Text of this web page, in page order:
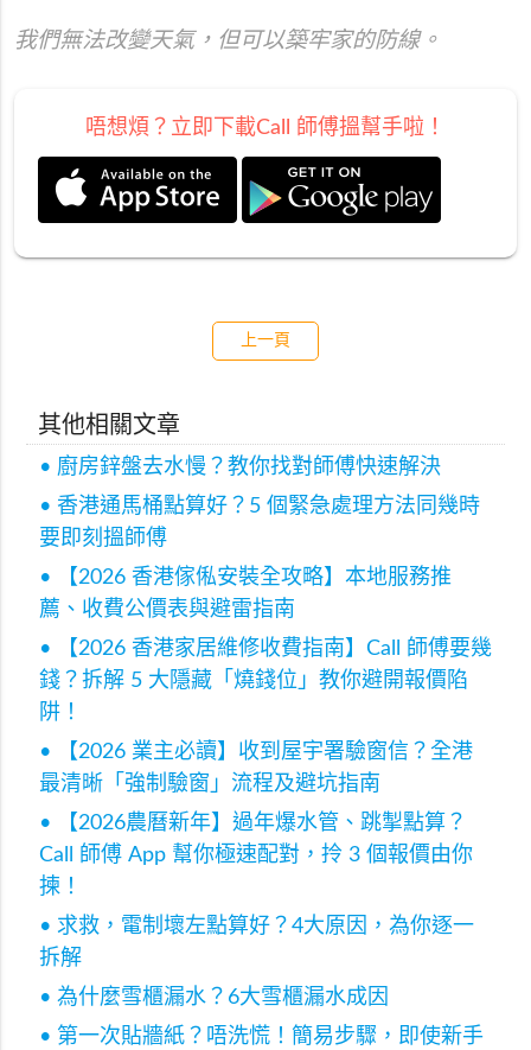
我們無法改變天氣，但可以築牢家的防線。
唔想煩？立即下載Call 師傅搵幫手啦！
上一頁
其他相關文章
• 廚房鋅盤去水慢？教你找對師傅快速解決
• 香港通馬桶點算好？5 個緊急處理方法同幾時
要即刻搵師傅
• 【2026 香港傢俬安裝全攻略】本地服務推
薦、收費公價表與避雷指南
• 【2026 香港家居維修收費指南】Call 師傅要幾
錢？拆解 5 大隱藏「燒錢位」教你避開報價陷
阱！
• 【2026 業主必讀】收到屋宇署驗窗信？全港
最清晰「強制驗窗」流程及避坑指南
• 【2026農曆新年】過年爆水管、跳掣點算？
Call 師傅 App 幫你極速配對，拎 3 個報價由你
揀！
• 求救，電制壞左點算好？4大原因，為你逐一
拆解
• 為什麼雪櫃漏水？6大雪櫃漏水成因
• 第一次貼牆紙？唔洗慌！簡易步驟，即使新手